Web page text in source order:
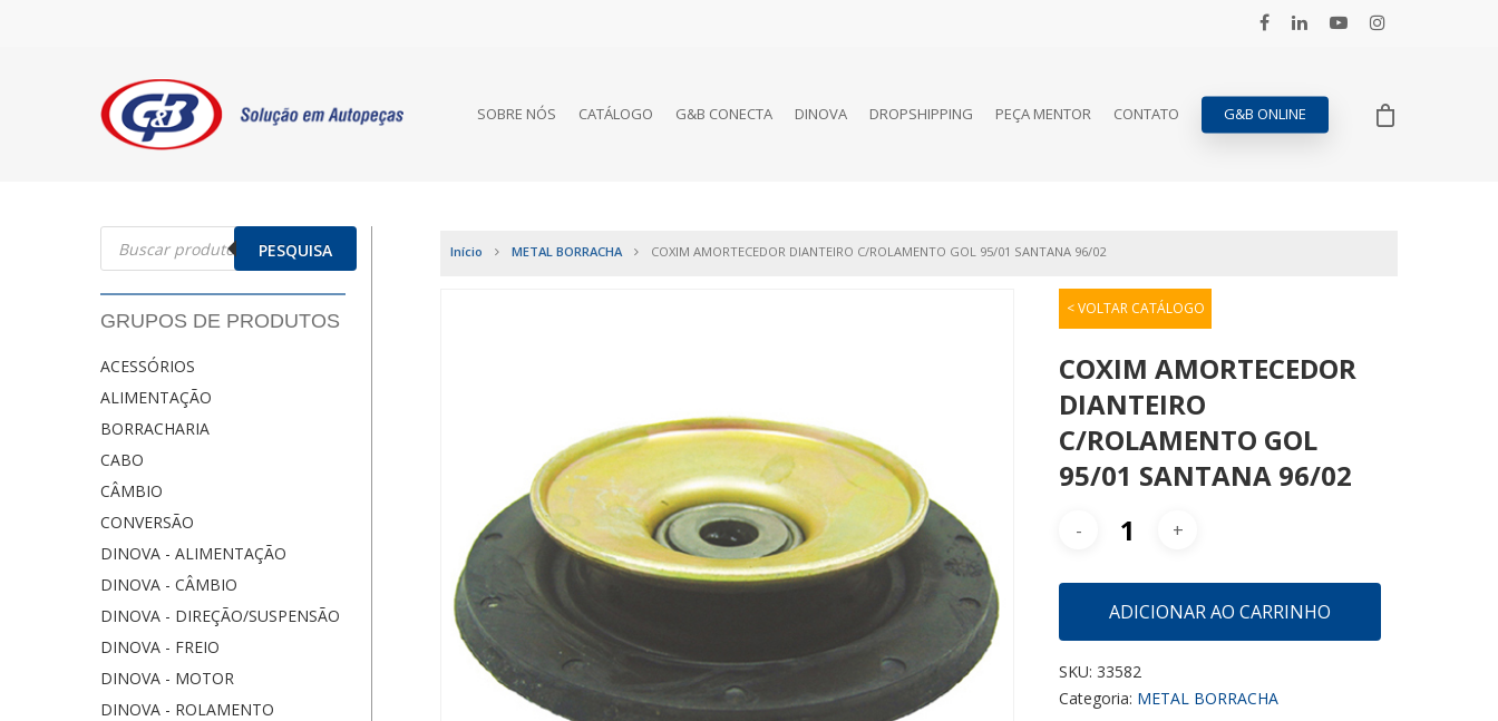
SOBRE NÓS CATÁLOGO G&B CONECTA DINOVA DROPSHIPPING PEÇA MENTOR CONTATO G&B ONLINE
Pesquisar
produtos PESQUISA
GRUPOS DE PRODUTOS
ACESSÓRIOS
ALIMENTAÇÃO
BORRACHARIA
CABO
CÂMBIO
CONVERSÃO
DINOVA - ALIMENTAÇÃO
DINOVA - CÂMBIO
DINOVA - DIREÇÃO/SUSPENSÃO
DINOVA - FREIO
DINOVA - MOTOR
DINOVA - ROLAMENTO
Início METAL BORRACHA COXIM AMORTECEDOR DIANTEIRO C/ROLAMENTO GOL 95/01 SANTANA 96/02
< VOLTAR CATÁLOGO
COXIM AMORTECEDOR
DIANTEIRO
C/ROLAMENTO GOL
95/01 SANTANA 96/02
ADICIONAR AO CARRINHO
SKU: 33582
Categoria: METAL BORRACHA